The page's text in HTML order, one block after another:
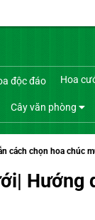
độc đáo Hoa
Cây văn phòng
cách chọn hoa chúc
Hướng